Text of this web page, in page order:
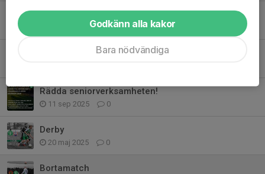
Innebandy på tisdagar
0
SERIESEGRARE DIV 7 2025
Rädda seniorverksamheten!
11 sep 2025 0
Derby
20 maj 2025 0
Bortamatch
Godkänn alla kakor
Bara nödvändiga